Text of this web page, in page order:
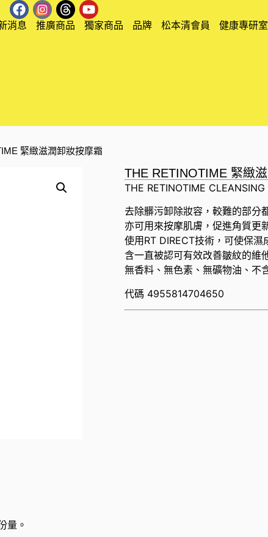
消息 推廣商品 獨家商品 品牌 松本清會員 健康專研室
緊緻滋潤卸妝按摩霜
THE RETINOTIME 緊緻
THE RETINOTIME
去除髒污卸除妝容，較難的部分
亦可用來按摩肌膚，促進角質更
使用RT DIRECT技術，可使保濕
含一直被認可有效改善皺紋的維
無香料、無色素、無礦物油、不
代碼 4955814704650
量。